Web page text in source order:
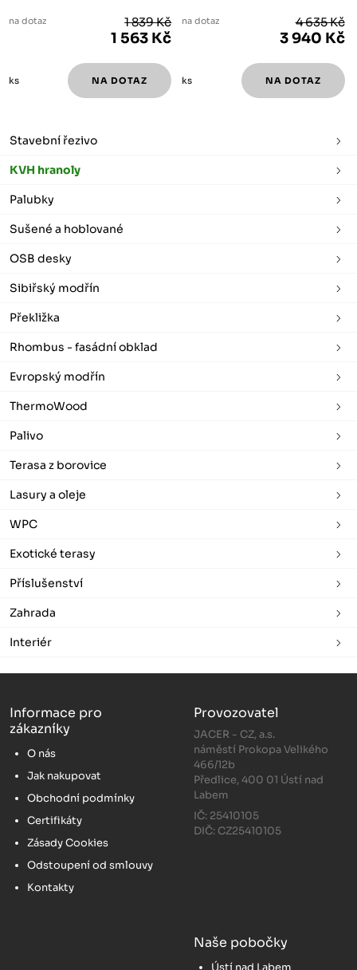
na dotaz 1 839 Kč
1 563 Kč
ks
na dotaz 4 635 Kč
3 940 Kč
ks
Stavební řezivo
KVH hranoly
Palubky
Sušené a hoblované
OSB desky
Sibiřský modřín
Překližka
Rhombus - fasádní obklad
Evropský modřín
ThermoWood
Palivo
Terasa z borovice
Lasury a oleje
WPC
Exotické terasy
Příslušenství
Zahrada
Interiér
Informace pro
zákazníky
O nás
Jak nakupovat
Obchodní podmínky
Certifikáty
Zásady Cookies
Odstoupení od smlouvy
Kontakty
Provozovatel
JACER - CZ, a.s.
náměstí Prokopa Velikého
466/12b
Předlice, 400 01 Ústí nad
Labem
IČ: 25410105
DIČ: CZ25410105
Naše pobočky
Ústí nad Labem